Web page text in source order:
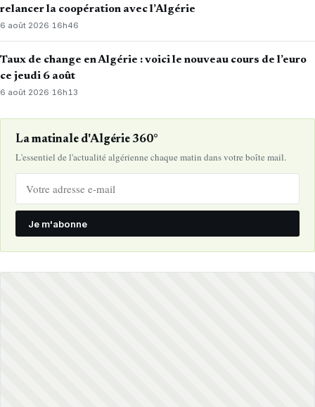
relancer la coopération avec l’Algérie
6 août 2026·16h46
Taux de change en Algérie : voici le nouveau cours de l’euro
ce jeudi 6 août
6 août 2026· 16h13
La matinale d'Algérie 360°
L'essentiel de l'actualité algérienne chaque matin dans votre boîte mail.
Je m'abonne